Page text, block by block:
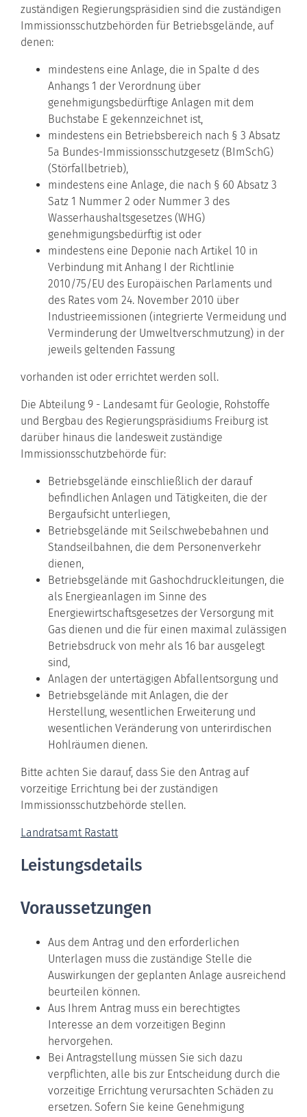
zuständigen Regierungspräsidien sind die zuständigen
Immissionsschutzbehörden für Betriebsgelände, auf
denen:
mindestens eine Anlage, die in Spalte d des
Anhangs 1 der Verordnung über
genehmigungsbedürftige Anlagen mit dem
Buchstabe E gekennzeichnet ist,
mindestens ein Betriebsbereich nach § 3 Absatz
5a Bundes-Immissionsschutzgesetz (BImSchG)
(Störfallbetrieb),
mindestens eine Anlage, die nach § 60 Absatz 3
Satz 1 Nummer 2 oder Nummer 3 des
Wasserhaushaltsgesetzes (WHG)
genehmigungsbedürftig ist oder
mindestens eine Deponie nach Artikel 10 in
Verbindung mit Anhang I der Richtlinie
2010/75/EU des Europäischen Parlaments und
des Rates vom 24. November 2010 über
Industrieemissionen (integrierte Vermeidung und
Verminderung der Umweltverschmutzung) in der
jeweils geltenden Fassung
vorhanden ist oder errichtet werden soll.
Die Abteilung 9 - Landesamt für Geologie, Rohstoffe
und Bergbau des Regierungspräsidiums Freiburg ist
darüber hinaus die landesweit zuständige
Immissionsschutzbehörde für:
Betriebsgelände einschließlich der darauf
befindlichen Anlagen und Tätigkeiten, die der
Bergaufsicht unterliegen,
Betriebsgelände mit Seilschwebebahnen und
Standseilbahnen, die dem Personenverkehr
dienen,
Betriebsgelände mit Gashochdruckleitungen, die
als Energieanlagen im Sinne des
Energiewirtschaftsgesetzes der Versorgung mit
Gas dienen und die für einen maximal zulässigen
Betriebsdruck von mehr als 16 bar ausgelegt
sind,
Anlagen der untertägigen Abfallentsorgung und
Betriebsgelände mit Anlagen, die der
Herstellung, wesentlichen Erweiterung und
wesentlichen Veränderung von unterirdischen
Hohlräumen dienen.
Bitte achten Sie darauf, dass Sie den Antrag auf
vorzeitige Errichtung bei der zuständigen
Immissionsschutzbehörde stellen.
Landratsamt Rastatt
Leistungsdetails
Voraussetzungen
Aus dem Antrag und den erforderlichen
Unterlagen muss die zuständige Stelle die
Auswirkungen der geplanten Anlage ausreichend
beurteilen können.
Aus Ihrem Antrag muss ein berechtigtes
Interesse an dem vorzeitigen Beginn
hervorgehen.
Bei Antragstellung müssen Sie sich dazu
verpflichten, alle bis zur Entscheidung durch die
vorzeitige Errichtung verursachten Schäden zu
ersetzen. Sofern Sie keine Genehmigung